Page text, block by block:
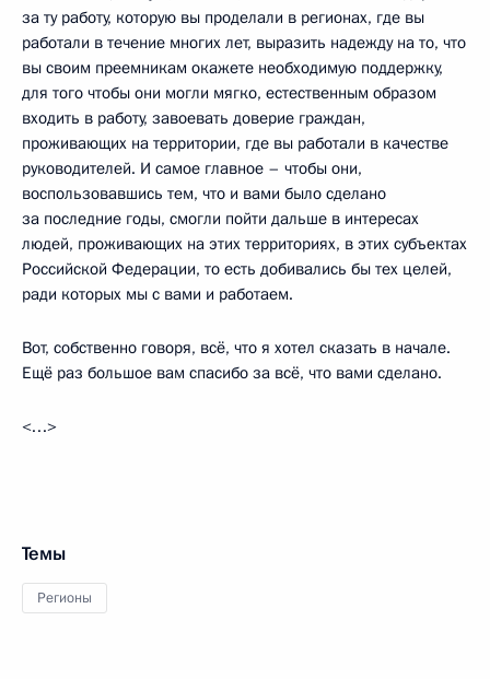
за ту работу, которую вы проделали в регионах, где вы
работали в течение многих лет, выразить надежду на то, что
вы своим преемникам окажете необходимую поддержку,
для того чтобы они могли мягко, естественным образом
входить в работу, завоевать доверие граждан,
проживающих на территории, где вы работали в качестве
руководителей. И самое главное – чтобы они,
воспользовавшись тем, что и вами было сделано
за последние годы, смогли пойти дальше в интересах
людей, проживающих на этих территориях, в этих субъектах
Российской Федерации, то есть добивались бы тех целей,
ради которых мы с вами и работаем.
Вот, собственно говоря, всё, что я хотел сказать в начале.
Ещё раз большое вам спасибо за всё, что вами сделано.
<…>
Темы
Регионы